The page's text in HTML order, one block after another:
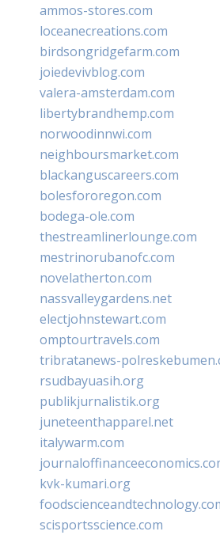
ammos-stores.com
loceanecreations.com
birdsongridgefarm.com
joiedevivblog.com
valera-amsterdam.com
libertybrandhemp.com
norwoodinnwi.com
neighboursmarket.com
blackanguscareers.com
bolesfororegon.com
bodega-ole.com
thestreamlinerlounge.com
mestrinorubanofc.com
novelatherton.com
nassvalleygardens.net
electjohnstewart.com
omptourtravels.com
tribratanews-
rsudbayuasih.org
publikjurnalistik.org
juneteenthapparel.net
italywarm.com
kvk-kumari.org
scisportsscience.com